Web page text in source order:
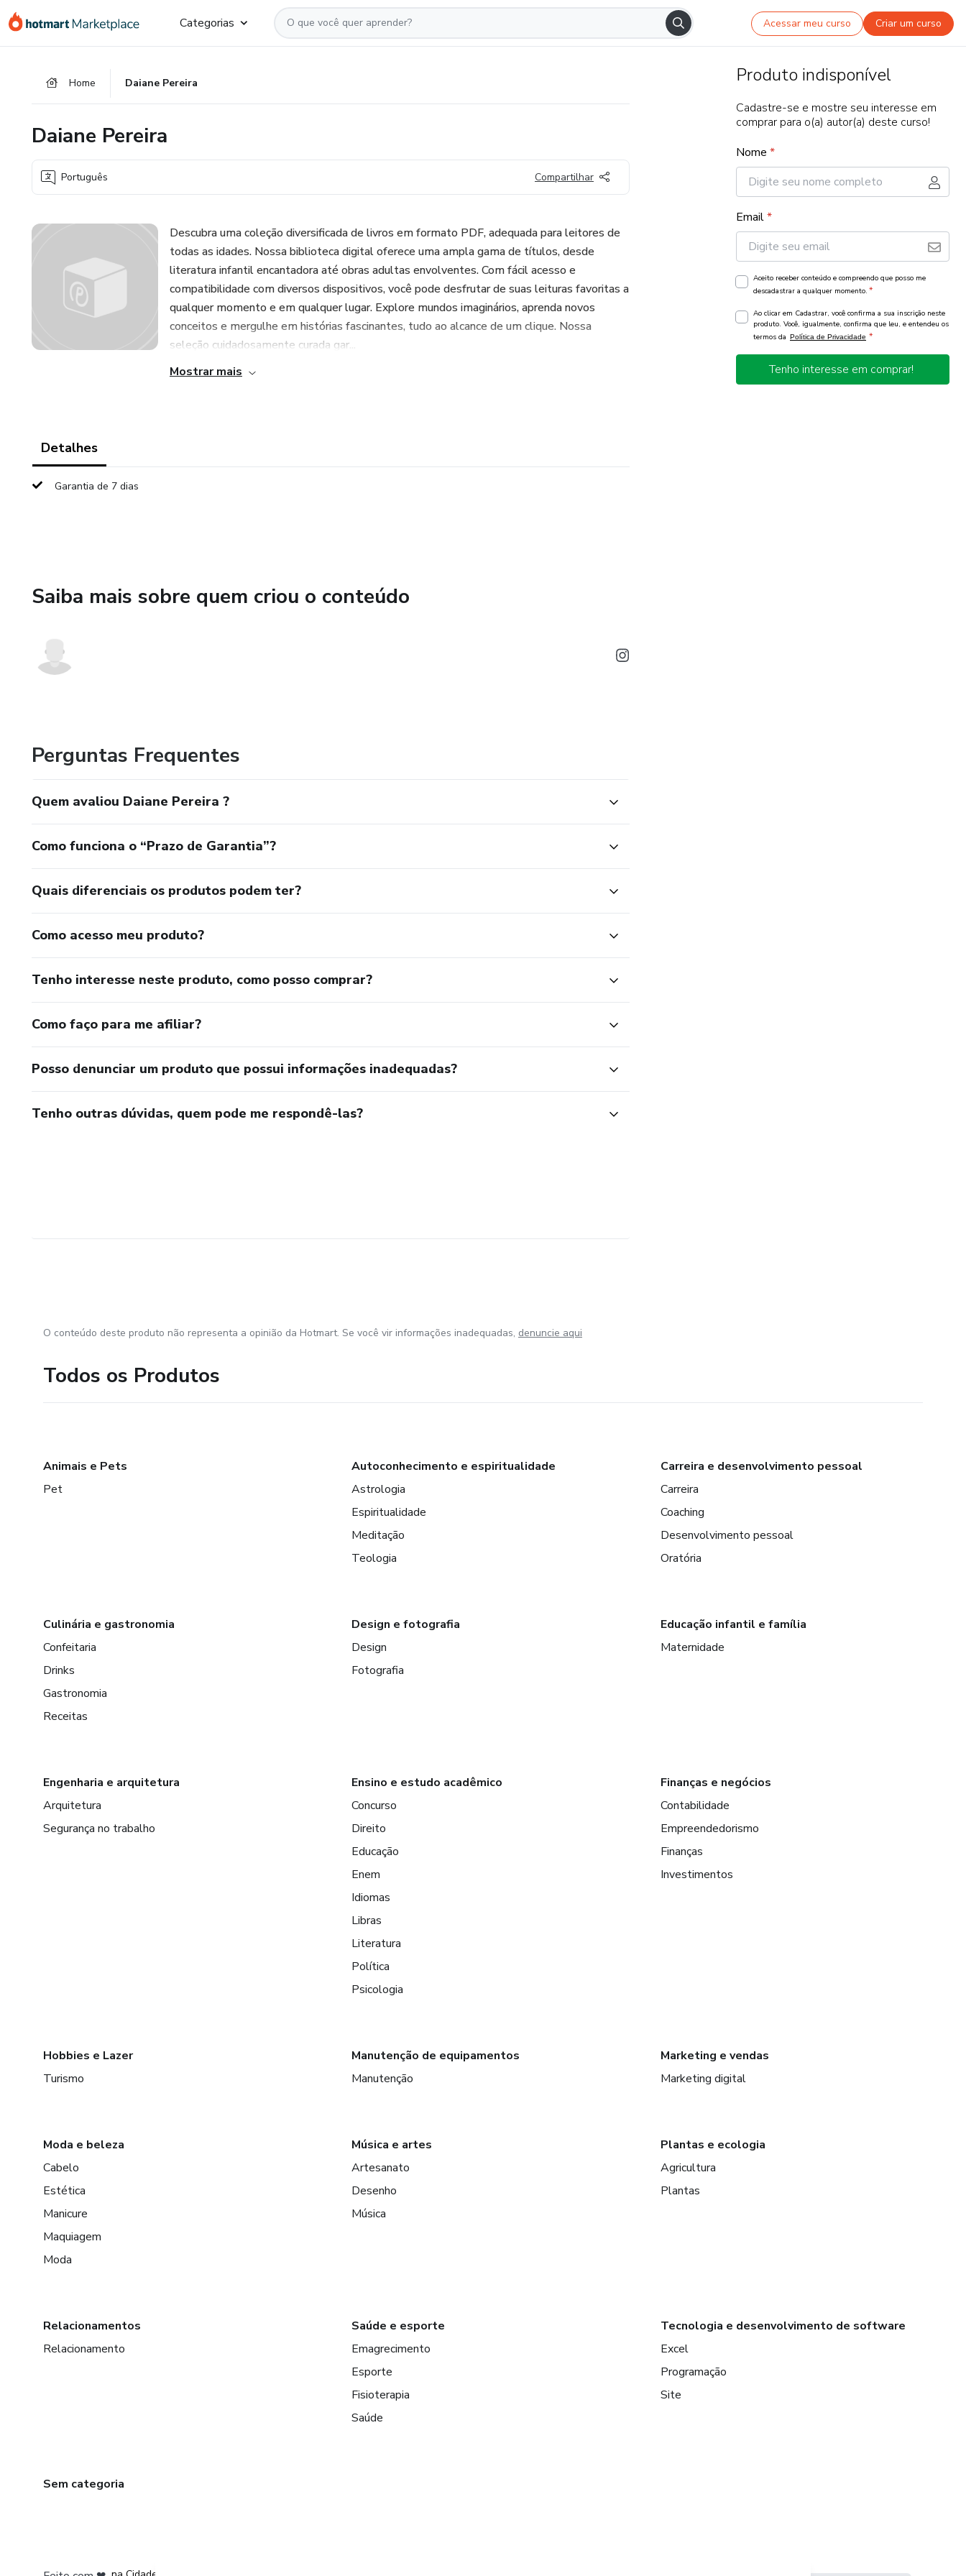
para
para
para
Categorias Acessar meu curso Criar um curso
Home Daiane Pereira
Daiane Pereira
Português Compartilhar
Descubra uma coleção diversificada de livros em formato PDF, adequada para leitores de
todas as idades. Nossa biblioteca digital oferece uma ampla gama de títulos, desde
literatura infantil encantadora até obras adultas envolventes. Com fácil acesso e
compatibilidade com diversos dispositivos, você pode desfrutar de suas leituras favoritas a
qualquer momento e em qualquer lugar. Explore mundos imaginários, aprenda novos
conceitos e mergulhe em histórias fascinantes, tudo ao alcance de um clique. Nossa
seleção cuidadosamente curada gar...
Mostrar mais
Detalhes
Garantia de 7 dias
Saiba mais sobre quem criou o conteúdo
Perguntas Frequentes
Quem avaliou Daiane Pereira ?
Como funciona o “Prazo de Garantia”?
Quais diferenciais os produtos podem ter?
Como acesso meu produto?
Tenho interesse neste produto, como posso comprar?
Como faço para me afiliar?
Posso denunciar um produto que possui informações inadequadas?
Tenho outras dúvidas, quem pode me respondê-las?
Produto indisponível
Cadastre-se e mostre seu interesse em
comprar para o(a) autor(a) deste curso!
Nome *
Email*
Aceito receber conteúdo e compreendo que posso me
descadastrar a qualquer momento. *
Ao clicar em Cadastrar, você confirma a sua inscrição neste
produto. Você, igualmente, confirma que leu, e entendeu os
termos da Política de Privacidade *
Tenho interesse em comprar!
O conteúdo deste produto não representa a opinião da Hotmart. Se você vir informações inadequadas, denuncie aqui
Todos os Produtos
Animais e Pets
Pet
Autoconhecimento e espiritualidade
Astrologia
Espiritualidade
Meditação
Teologia
Carreira e desenvolvimento pessoal
Carreira
Coaching
Desenvolvimento pessoal
Oratória
Culinária e gastronomia
Confeitaria
Drinks
Gastronomia
Receitas
Design e fotografia
Design
Fotografia
Educação infantil e família
Maternidade
Engenharia e arquitetura
Arquitetura
Segurança no trabalho
Ensino e estudo acadêmico
Concurso
Direito
Educação
Enem
Idiomas
Libras
Literatura
Política
Psicologia
Finanças e negócios
Contabilidade
Empreendedorismo
Finanças
Investimentos
Hobbies e Lazer
Turismo
Manutenção de equipamentos
Manutenção
Marketing e vendas
Marketing digital
Moda e beleza
Cabelo
Estética
Manicure
Maquiagem
Moda
Música e artes
Artesanato
Desenho
Música
Plantas e ecologia
Agricultura
Plantas
Relacionamentos
Relacionamento
Saúde e esporte
Emagrecimento
Esporte
Fisioterapia
Saúde
Tecnologia e desenvolvimento de software
Excel
Programação
Site
Sem categoria
na Cidade do México